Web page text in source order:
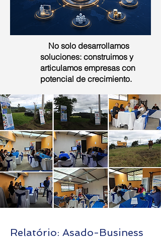
No solo desarrollamos
soluciones: construimos y
articulamos empresas con
potencial de crecimiento.
Relatório: Asado-Business